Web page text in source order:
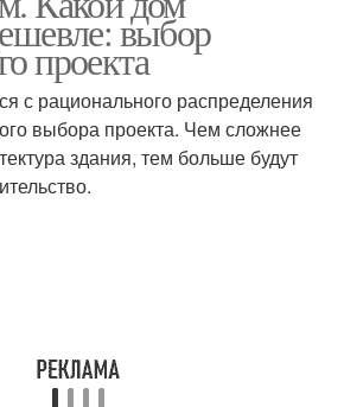
выбор
проекта
с рационального распределения
выбора проекта. Чем сложнее
здания, тем больше будут